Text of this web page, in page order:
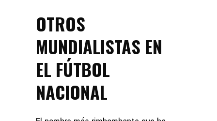
OTROS
MUNDIALISTAS EN
EL FÚTBOL
NACIONAL